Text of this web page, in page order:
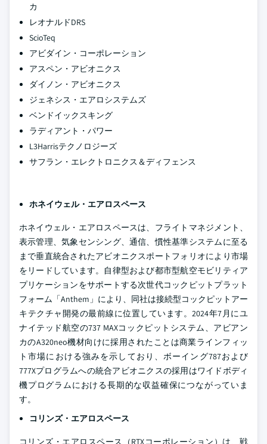
カ
レオナルドDRS
ScioTeq
アビダイン・コーポレーション
アスペン・アビオニクス
ダイノン・アビオニクス
ジェネシス・エアロシステムズ
ベンドイックスキング
ラディアント・パワー
L3Harrisテクノロジーズ
サフラン・エレクトロニクス＆ディフェンス
ホネイウェル・エアロスペース
ホネイウェル・エアロスペースは、フライトマネジメント、
表示管理、気象センシング、通信、慣性基準システムに至る
まで垂直統合されたアビオニクスポートフォリオにより市場
をリードしています。自律型および都市型航空モビリティア
プリケーションをサポートする次世代コックピットプラット
フォーム「Anthem」により、同社は接続型コックピットアー
キテクチャ開発の最前線に位置しています。2024年7月にユ
ナイテッド航空の737 MAXコックピットシステム、アビアン
カのA320neo機材向けに採用されたことは商業ラインフィッ
ト市場における強みを示しており、ボーイング787および
777Xプログラムへの統合アビオニクスの採用はワイドボディ
機プログラムにおける長期的な収益確保につながっていま
す。
コリンズ・エアロスペース
コリンズ・エアロスペース（RTXコーポレーション）は、戦